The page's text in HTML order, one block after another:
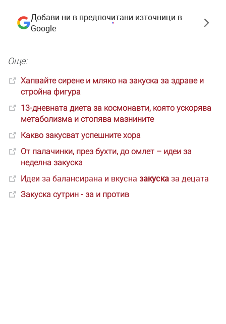
Добави ни в предпочитани източници в
Google
Още:
Хапвайте сирене и мляко на закуска за здраве и
стройна фигура
13-дневната диета за космонавти, която ускорява
метаболизма и стопява мазнините
Какво закусват успешните хора
От палачинки, през бухти, до омлет – идеи за
неделна закуска
Идеи за балансирана и вкусна закуска за децата
Закуска сутрин - за и против